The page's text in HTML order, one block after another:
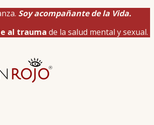
Soy acompañante de la Vida.
al trauma de la salud mental y sexual.